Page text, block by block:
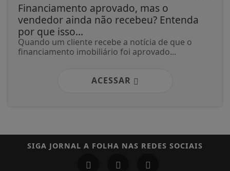
Financiamento aprovado, mas o
vendedor ainda não recebeu? Entenda
por que isso...
Quando um cliente recebe a notícia de que o
financiamento imobiliário foi aprovado...
ACESSAR
SIGA JORNAL A FOLHA NAS REDES SOCIAIS